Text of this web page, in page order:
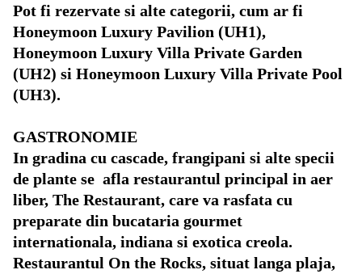
Pot fi rezervate si alte categorii, cum ar fi
Honeymoon Luxury Pavilion (UH1),
Honeymoon Luxury Villa Private Garden
(UH2) si Honeymoon Luxury Villa Private Pool
(UH3).
GASTRONOMIE
In gradina cu cascade, frangipani si alte specii
de plante se afla restaurantul principal in aer
liber, The Restaurant, care va rasfata cu
preparate din bucataria gourmet
internationala, indiana si exotica creola.
Restaurantul On the Rocks, situat langa plaja,